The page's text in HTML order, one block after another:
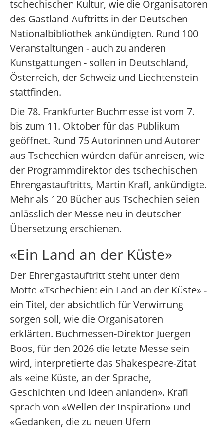
tschechischen Kultur, wie die Organisatoren
des Gastland-Auftritts in der Deutschen
Nationalbibliothek ankündigten. Rund 100
Veranstaltungen - auch zu anderen
Kunstgattungen - sollen in Deutschland,
Österreich, der Schweiz und Liechtenstein
stattfinden.
Die 78. Frankfurter Buchmesse ist vom 7.
bis zum 11. Oktober für das Publikum
geöffnet. Rund 75 Autorinnen und Autoren
aus Tschechien würden dafür anreisen, wie
der Programmdirektor des tschechischen
Ehrengastauftritts, Martin Krafl, ankündigte.
Mehr als 120 Bücher aus Tschechien seien
anlässlich der Messe neu in deutscher
Übersetzung erschienen.
«Ein Land an der Küste»
Der Ehrengastauftritt steht unter dem
Motto «Tschechien: ein Land an der Küste» -
ein Titel, der absichtlich für Verwirrung
sorgen soll, wie die Organisatoren
erklärten. Buchmessen-Direktor Juergen
Boos, für den 2026 die letzte Messe sein
wird, interpretierte das Shakespeare-Zitat
als «eine Küste, an der Sprache,
Geschichten und Ideen anlanden». Krafl
sprach von «Wellen der Inspiration» und
«Gedanken, die zu neuen Ufern